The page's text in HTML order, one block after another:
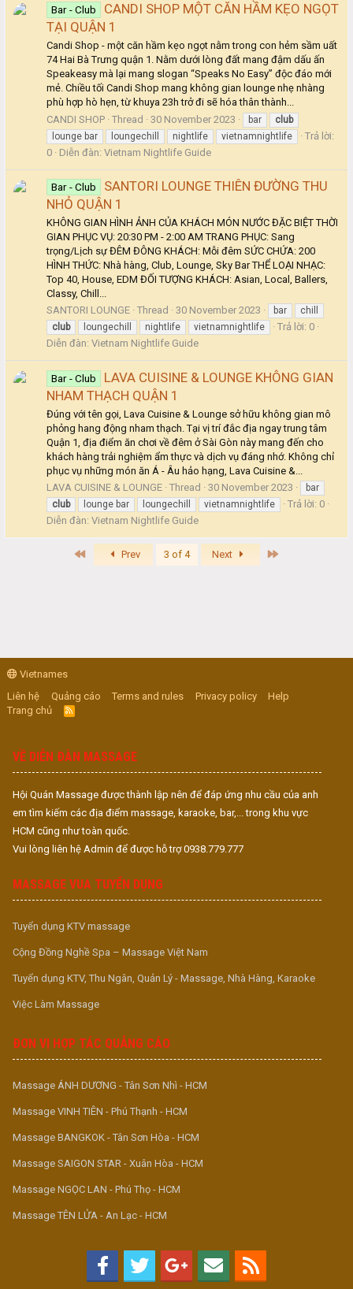
Bar - Club
CANDI SHOP MỘT CĂN HẦM KẸO NGỌT
TẠI QUẬN 1
Candi Shop - một căn hầm kẹo ngọt nằm trong con hẻm sầm uất
74 Hai Bà Trưng quận 1. Nằm dưới lòng đất mang đậm dấu ấn
Speakeasy mà lại mang slogan “Speaks No Easy” độc đáo mới
mẻ. Chiều tối Candi Shop mang không gian lounge nhẹ nhàng
phù hợp hò hẹn, từ khuya 23h trở đi sẽ hóa thân thành...
CANDI SHOP Thread 30 November 2023 bar
club
lounge bar
loungechill nightlife vietnamnightlife
Trả lời:
0
Diễn đàn: Vietnam Nightlife Guide
Bar - Club
SANTORI LOUNGE THIÊN ĐƯỜNG THU
NHỎ QUẬN 1
KHÔNG GIAN HÌNH ẢNH CỦA KHÁCH MÓN NƯỚC ĐẶC BIỆT THỜI
GIAN PHỤC VỤ: 20:30 PM - 2:00 AM TRANG PHỤC: Sang
trọng/Lịch sự ĐÊM ĐÔNG KHÁCH: Mỗi đêm SỨC CHỨA: 200
HÌNH THỨC: Nhà hàng, Club, Lounge, Sky Bar THỂ LOẠI NHẠC:
Top 40, House, EDM ĐỐI TƯỢNG KHÁCH: Asian, Local, Ballers,
Classy, Chill...
SANTORI LOUNGE Thread 30 November 2023 bar
chill
club
loungechill nightlife vietnamnightlife
Trả lời: 0
Diễn đàn: Vietnam Nightlife Guide
Bar - Club
LAVA CUISINE & LOUNGE KHÔNG GIAN
NHAM THẠCH QUẬN 1
Đúng với tên gọi, Lava Cuisine & Lounge sở hữu không gian mô
phỏng hang động nham thạch. Tại vị trí đắc địa ngay trung tâm
Quận 1, địa điểm ăn chơi về đêm ở Sài Gòn này mang đến cho
khách hàng trải nghiệm ẩm thực và dịch vụ đáng nhớ. Không chỉ
phục vụ những món ăn Á - Âu hảo hạng, Lava Cuisine &...
LAVA CUISINE & LOUNGE Thread 30 November 2023
bar
club
lounge bar loungechill vietnamnightlife
Trả lời: 0
Diễn đàn: Vietnam Nightlife Guide
First Prev 3 of 4 Next
Vietnames
Liên hệ
Quảng cáo Terms and rules Privacy policy
Help
Trang chủ
R
S
VỀ DIỄN ĐÀN MASSAGE
Hội Quán Massage được thành lập nên để đáp ứng nhu cầu của anh
em tìm kiếm các địa điểm massage, karaoke, bar,... trong khu vực
HCM cũng như toàn quốc.
Vui lòng liên hệ Admin để được hỗ trợ 0938.779.777
MASSAGE VUA TUYỂN DỤNG
Tuyển dụng KTV massage
Cộng Đồng Nghề Spa – Massage Việt Nam
Tuyển dụng KTV, Thu Ngân, Quản Lý - Massage, Nhà Hàng, Karaoke
Việc Làm Massage
ĐƠN VỊ HỢP TÁC QUẢNG CÁO
Massage ÁNH DƯƠNG - Tân Sơn Nhì - HCM
Massage VINH TIÊN - Phú Thạnh - HCM
Massage BANGKOK - Tân Sơn Hòa - HCM
Massage SAIGON STAR - Xuân Hòa - HCM
Massage NGỌC LAN - Phú Thọ - HCM
Massage TÊN LỬA - An Lạc - HCM